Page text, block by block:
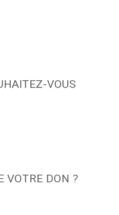
VOUS
VOTRE DON ?